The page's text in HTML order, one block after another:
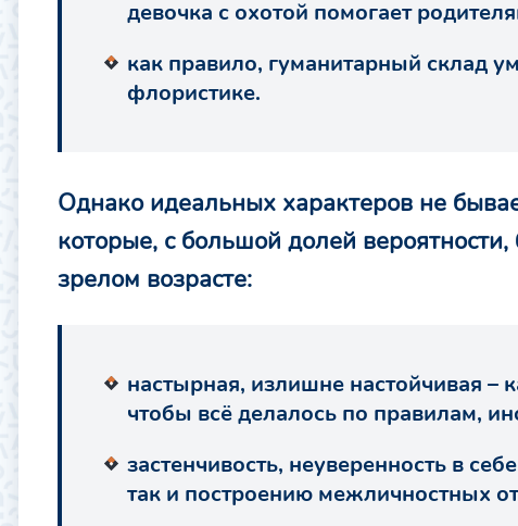
девочка с охотой помогает
как правило, гуманитарный склад
флористике.
Однако идеальных характеров не
которые, с большой долей
зрелом возрасте:
настырная, излишне настойчивая –
чтобы всё делалось по правилам,
застенчивость, неуверенность в
так и построению межличностных